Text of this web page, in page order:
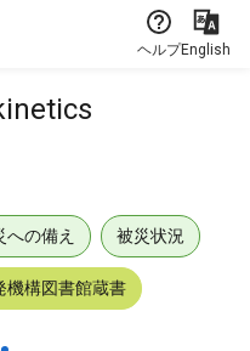
ヘルプEnglish
への備え 被災状況
機構図書館蔵書